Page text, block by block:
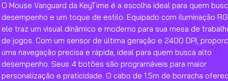
O Mouse Vanguard da KeyTime é a escolha ideal para quem
desempenho e um toque de estilo. Equipado com iluminação
ele traz um visual dinâmico e moderno para sua mesa de
de jogos. Com um sensor de última geração e 2400 DPI,
uma navegação precisa e rápida, ideal para quem busca alto
desempenho. Seus 4 botões são programáveis para maior
personalização e praticidade. O cabo de 1.5m de borracha